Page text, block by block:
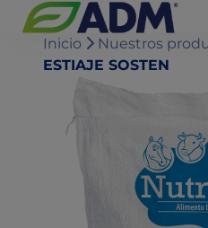
Inicio Nuestros
ESTIAJE SOSTEN